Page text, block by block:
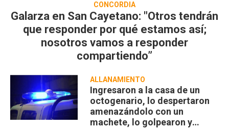
CONCORDIA
Galarza en San Cayetano: "Otros tendrán
que responder por qué estamos así;
nosotros vamos a responder
compartiendo”
ALLANAMIENTO
Ingresaron a la casa de un
octogenario, lo despertaron
amenazándolo con un
machete, lo golpearon y